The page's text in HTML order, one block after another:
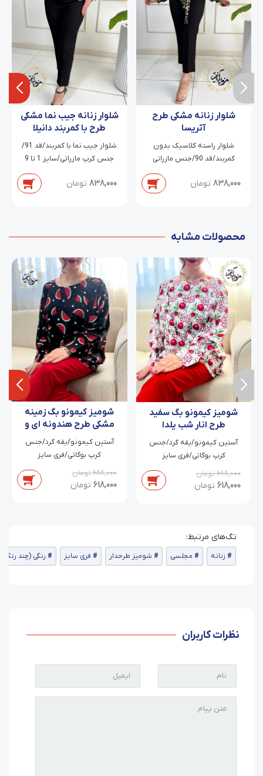
شلوار زنانه مشکی طرح
آتریسا
شلوار راسته کلاسیک بدون
کمربند/قد 90/جنس مازراتی
838,000 تومان
شلوار زنانه جیب نما مشکی
طرح با کمربند دانیلا
شلوار جیب نما با کمربند/قد 91/
جنس کرپ مازراتی/سایز 1 تا 9
838,000 تومان
محصولات مشابه
شومیز کیمونو بگ سفید
طرح انار شب یلدا
آستین کیمونو/یقه گرد/جنس
کرپ بوگاتی/فری سایز
688,000تومان
618,000 تومان
شومیز کیمونو بگ زمینه
مشکی طرح هندونه ای و
قلب ریز آسوده
آستین کیمونو/یقه گرد/جنس
کرپ بوگاتی/فری سایز
688,000تومان
618,000 تومان
زنانه مجلسی شومیز طرحدار فری سایز رنگی (چند رنگ)
نظرات کاربران